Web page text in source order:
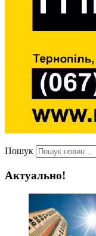
Пошук
Актуально!